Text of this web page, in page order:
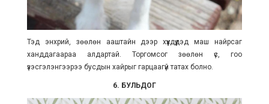
Тэд энхрий, зөөлөн ааштайн дээр хүүхдүүдэд маш найрсаг
ханддагаараа алдартай. Торгомсог зөөлөн үс, гоо
үзэсгэлэнгээрээ бусдын хайрыг гарцаагүй татах болно.
6. БУЛЬДОГ